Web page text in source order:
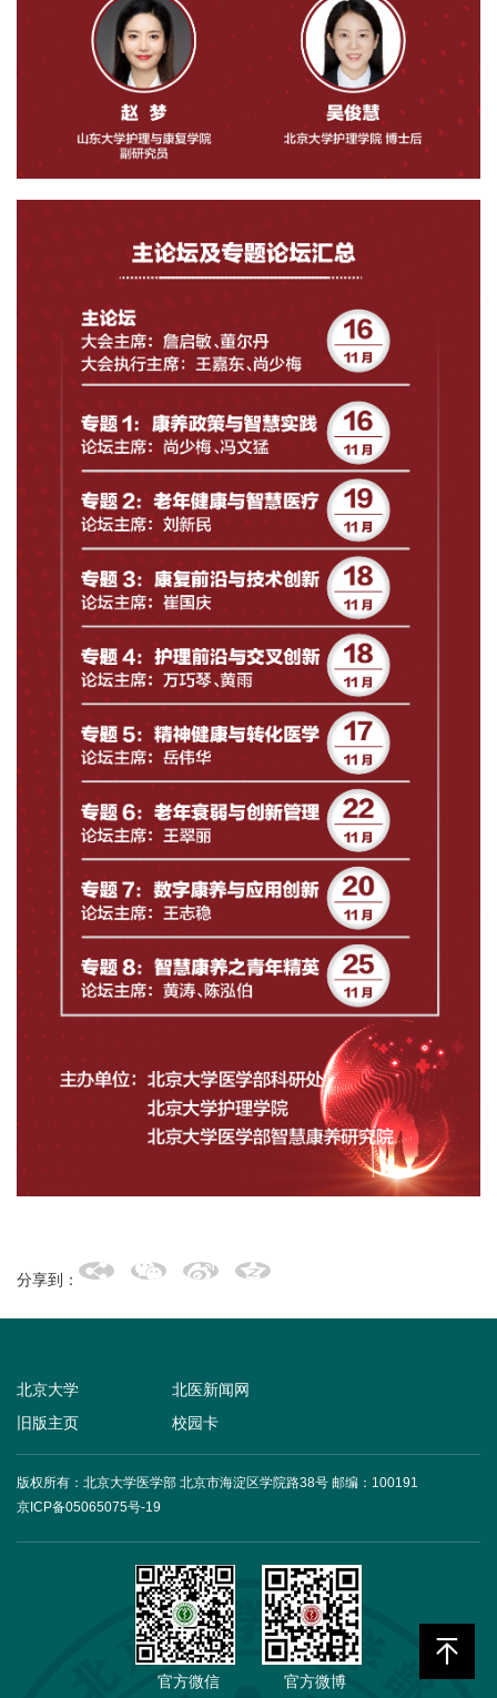
分享到：
北京大学
北医新闻网
旧版主页
校园卡
版权所有：北京大学医学部 北京市海淀区学院路38号 邮编：100191
京ICP备05065075号-19
官方微信 官方微博